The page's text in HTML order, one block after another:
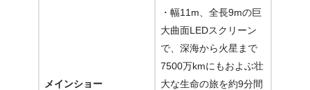
メインショー
・幅11m、全長9mの巨
大曲面LEDスクリーン
で、深海から火星まで
7500万kmにもおよぶ壮
大な生命の旅を約9分間